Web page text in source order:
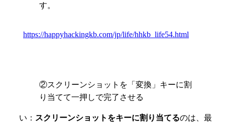
す。
https://happyhackingkb.com/jp/life/hhkb_life54.html
②スクリーンショットを「変換」キーに割
り当てて一押しで完了させる
い： スクリーンショットをキーに割り当てるのは、最